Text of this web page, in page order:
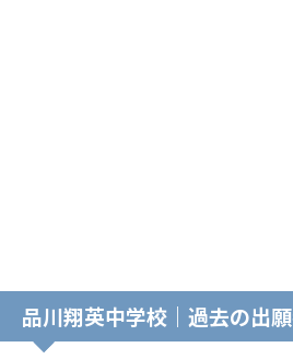
品川翔英中学校｜過去の出